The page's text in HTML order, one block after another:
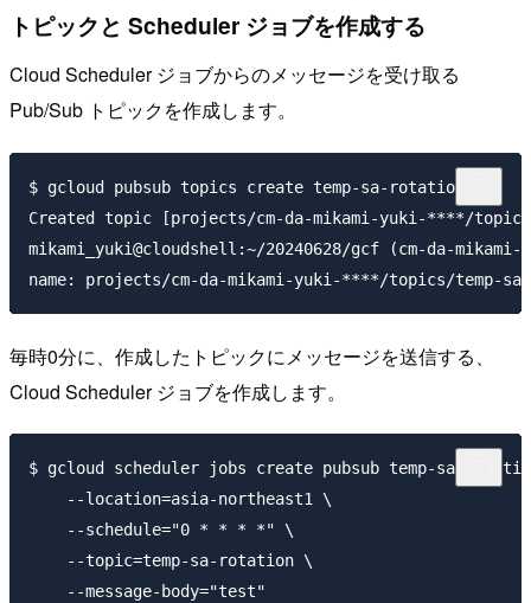
トピックと Scheduler ジョブを作成する
Cloud Scheduler ジョブからのメッセージを受け取る
Pub/Sub トピックを作成します。
$ gcloud pubsub topics create temp-sa-rotation
Created topic [projects/cm-da-mikami-yuki-****/
mikami_yuki@cloudshell:~/20240628/gcf (cm-da-
毎時0分に、作成したトピックにメッセージを送信する、
Cloud Scheduler ジョブを作成します。
$ gcloud scheduler jobs create pubsub temp-sa-
    --location=asia-northeast1 \
    --schedule="0 * * * *" \
    --topic=temp-sa-rotation \
    --message-body="test"